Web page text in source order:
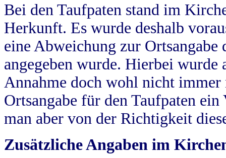
Bei den Taufpaten stand im
Herkunft. Es wurde deshalb
eine Abweichung zur
angegeben wurde. Hierbei wurde
Annahme doch wohl nicht
Ortsangabe für den Taufpaten
man aber von der Richtigkeit
Zusätzliche Angaben im